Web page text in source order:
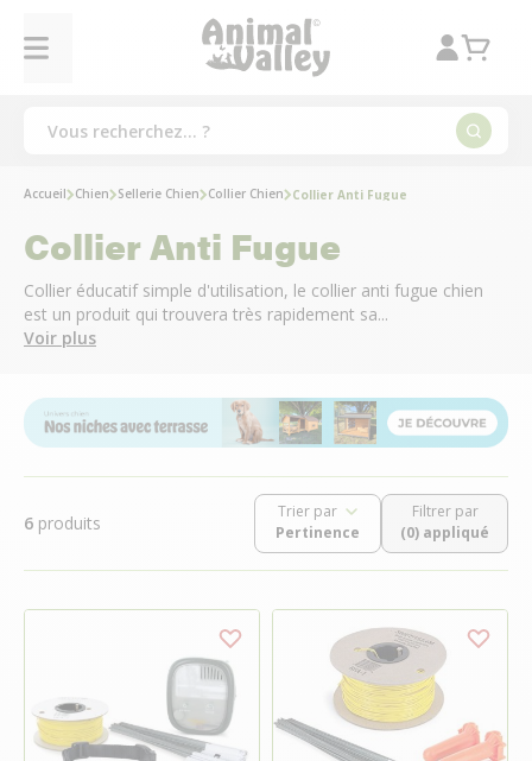
Accueil Chien Sellerie Chien Collier Chien Collier Anti Fugue
Collier Anti Fugue
Collier éducatif simple d'utilisation, le collier anti fugue chien
est un produit qui trouvera très rapidement sa...
Voir plus
6 produits
Trier par
Filtrer par
(0) appliqué